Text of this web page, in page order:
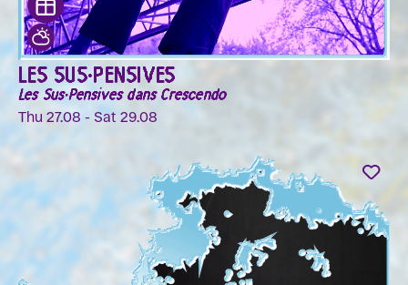
LES SUS·PENSIVES
Les Sus·Pensives dans Crescendo
Thu 27.08 - Sat 29.08